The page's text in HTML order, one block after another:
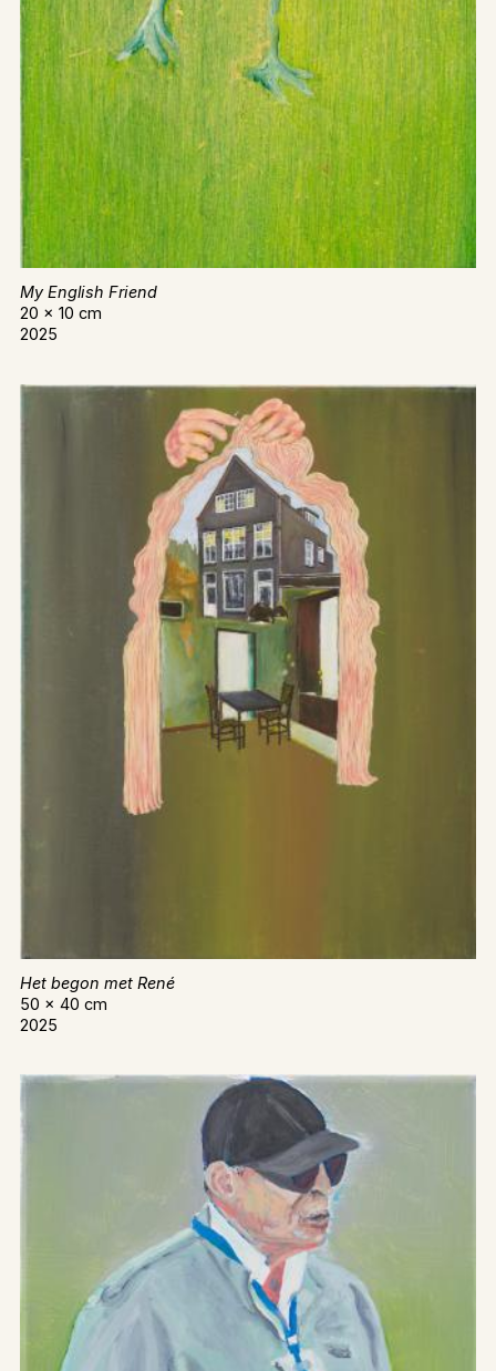
My English Friend
20 x 10 cm
2025
Het begon met René
50 x 40 cm
2025